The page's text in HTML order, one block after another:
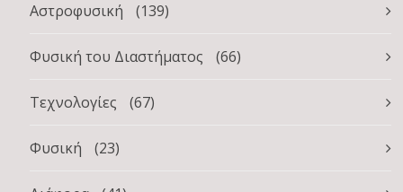
Αστροφυσική
(139)
Φυσική του Διαστήματος (66)
Τεχνολογίες (67)
Φυσική (23)